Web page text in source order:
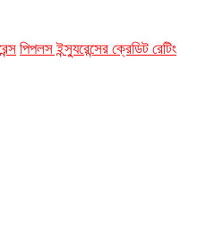
পিপলস ইন্স্যুরেন্সের ক্রেডিট রেটিং